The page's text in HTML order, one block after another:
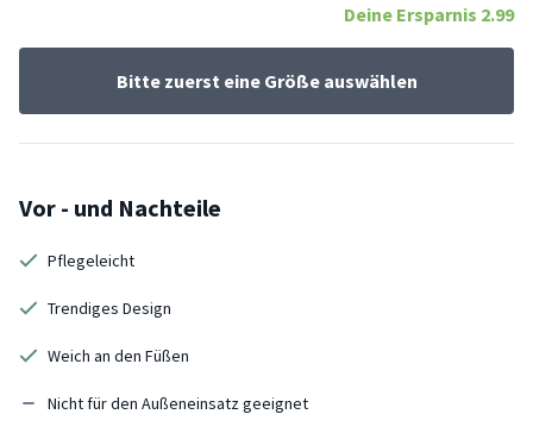
Deine Ersparnis 2.99
Bitte zuerst eine Größe auswählen
Vor - und Nachteile
Pflegeleicht
Trendiges Design
Weich an den Füßen
Nicht für den Außeneinsatz geeignet